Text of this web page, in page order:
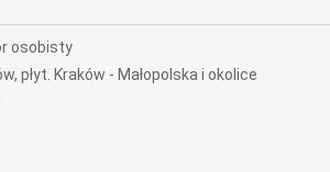
osobisty
płyt. Kraków - Małopolska i okolice